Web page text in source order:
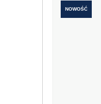
NOWOŚĆ